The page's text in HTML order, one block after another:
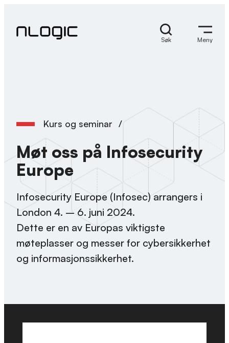
content
Søk Meny
Kurs og seminar /
Møt oss på Infosecurity
Europe
Infosecurity Europe (Infosec) arrangers i
London 4. – 6. juni 2024.
Dette er en av Europas viktigste
møteplasser og messer for cybersikkerhet
og informasjonssikkerhet.